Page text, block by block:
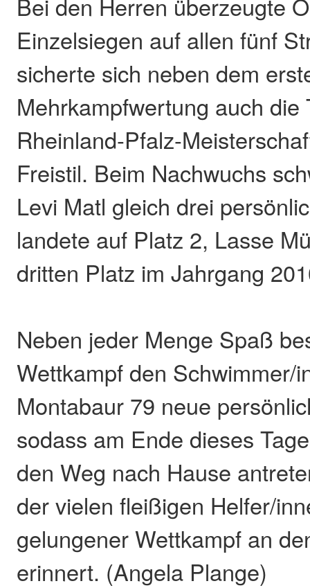
Einzelsiegen auf allen fünf
sicherte sich neben dem
Mehrkampfwertung auch die
Rheinland-Pfalz-
Freistil. Beim Nachwuchs
Levi Matl gleich drei
landete auf Platz 2, Lasse
dritten Platz im Jahrgang
Neben jeder Menge Spaß
Wettkampf den Schwimmer/
Montabaur 79 neue
sodass am Ende dieses
den Weg nach Hause
der vielen fleißigen Helfer/
gelungener Wettkampf an
erinnert. (Angela Plange)